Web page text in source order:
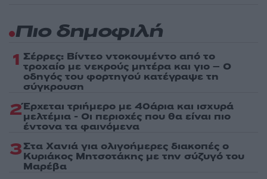
Πιο δημοφιλή
1 Σέρρες: Βίντεο ντοκουμέντο από το
τροχαίο με νεκρούς μητέρα και γιο – Ο
οδηγός του φορτηγού κατέγραψε τη
σύγκρουση
2Έρχεται τριήμερο με 40άρια και ισχυρά
μελτέμια - Οι περιοχές που θα είναι πιο
έντονα τα φαινόμενα
3Στα Χανιά για ολιγοήμερες διακοπές ο
Κυριάκος Μητσοτάκης με την σύζυγό του
Μαρέβα